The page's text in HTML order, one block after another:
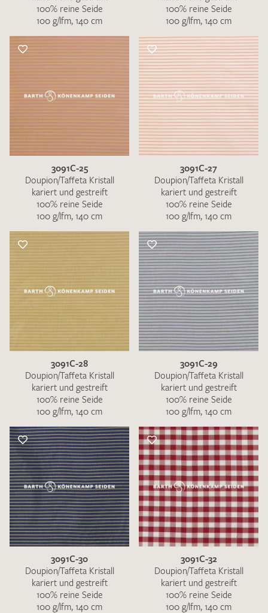
100% reine Seide
100 g/lfm, 140 cm
100% reine Seide
100 g/lfm, 140 cm
3091C-25
Doupion/Taffeta Kristall
kariert und gestreift
100% reine Seide
100 g/lfm, 140 cm
3091C-27
Doupion/Taffeta Kristall
kariert und gestreift
100% reine Seide
100 g/lfm, 140 cm
3091C-28
Doupion/Taffeta Kristall
kariert und gestreift
100% reine Seide
100 g/lfm, 140 cm
3091C-29
Doupion/Taffeta Kristall
kariert und gestreift
100% reine Seide
100 g/lfm, 140 cm
3091C-30
Doupion/Taffeta Kristall
kariert und gestreift
100% reine Seide
100 g/lfm, 140 cm
3091C-32
Doupion/Taffeta Kristall
kariert und gestreift
100% reine Seide
100 g/lfm, 140 cm